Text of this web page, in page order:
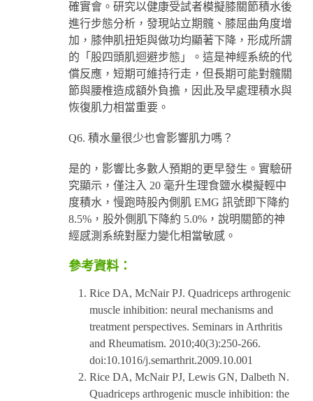
確實會。研究以健康受試者模擬膝關節積水後
進行步態分析，發現站立期髖、膝屈曲角度增
加，膝伸肌扭矩與做功均顯著下降，形成所謂
的「股四頭肌迴避步態」。這是神經系統的代
償反應，短期可維持行走，但長期可能對髖關
節與腰椎造成額外負擔，因此及早處理積水與
恢復肌力相當重要。
Q6. 積水量很少也會影響肌力嗎？
是的，影響比多數人預期的更早發生。實驗研
究顯示，僅注入 20 毫升生理食鹽水模擬輕中
度積水，慢跑時股內側肌 EMG 訊號即下降約
8.5%，股外側肌下降約 5.0%，說明關節的神
經感測系統對壓力變化相當敏感。
參考資料：
Rice DA, McNair PJ. Quadriceps arthrogenic
muscle inhibition: neural mechanisms and
treatment perspectives. Seminars in Arthritis
and Rheumatism. 2010;40(3):250-266.
doi:10.1016/j.semarthrit.2009.10.001
Rice DA, McNair PJ, Lewis GN, Dalbeth N.
Quadriceps arthrogenic muscle inhibition: the